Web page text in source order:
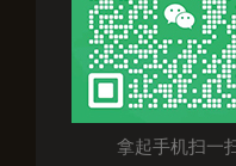
拿起手机扫一